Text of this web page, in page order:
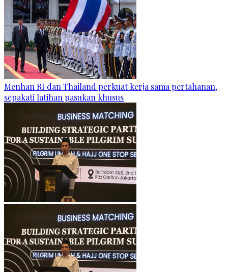
Menhan RI dan Thailand perkuat kerja sama pertahanan,
sepakati latihan pasukan khusus